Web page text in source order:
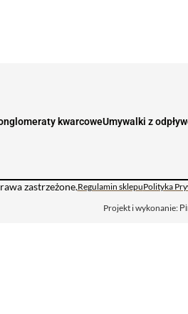
kwarcoweUmywalki z
zastrzeżone.Regulamin sklepuPolityka
Projekt i wykonanie: